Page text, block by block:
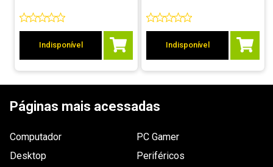
Indisponível Indisponível
Páginas mais acessadas
Computador
Desktop
PC Gamer
Periféricos